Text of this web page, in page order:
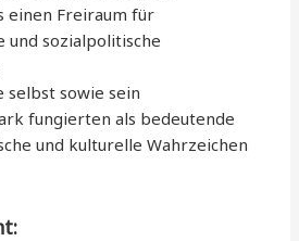
einen Freiraum für
und sozialpolitische
selbst sowie sein
fungierten als bedeutende
und kulturelle Wahrzeichen